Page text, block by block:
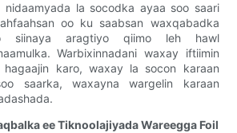
nidaamyada la socodka ayaa soo saari
oo ku saabsan waxqabadka
siinaya aragtiyo qiimo leh hawl
Warbixinnadani waxay iftiimin
hagaajin karo, waxay la socon karaan
saarka, waxayna wargelin karaan
ee Tiknoolajiyada Wareegga Foil